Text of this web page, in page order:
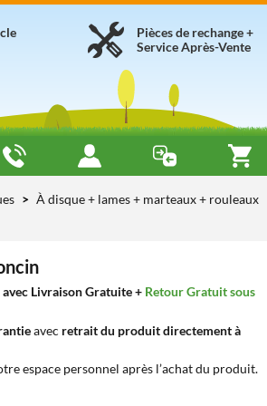
Pièces de rechange +
Service Après-Vente
À disque + lames + marteaux + rouleaux
Livraison Gratuite + Retour Gratuit sous
avec retrait du produit directement à
espace personnel après l’achat du produit.